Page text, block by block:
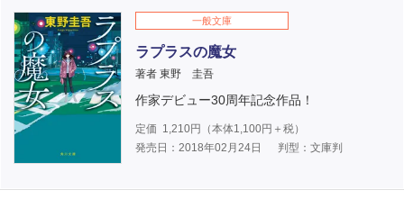
一般文庫
ラプラスの魔女
著者 東野 圭吾
作家デビュー30周年記念作品！
定価 1,210円（本体1,100円＋税）
発売日：2018年02月24日
判型：文庫判